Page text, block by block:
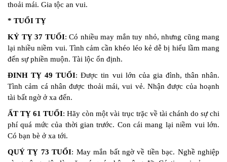
thoải mái. Gia tộc an vui.
* TUỔI TỴ
KỶ TỴ 37 TUỔI: Có nhiều may mắn tuy nhỏ, nhưng cũng mang
lại nhiều niềm vui. Tình cảm cần khéo léo kẻ dễ bị hiểu lầm mang
đến sự phiền muộn. Tài lộc ổn định.
ĐINH TỴ 49 TUỔI: Được tin vui lớn của gia đình, thân nhân.
Tình cảm cá nhân được thoải mái, vui vẻ. Nhận được của hoạnh
tài bất ngờ ở xa đến.
ẤT TỴ 61 TUỔI: Hãy còn một vài trục trặc về tài chánh do sự chi
phí quá mức của thời gian trước. Con cái mang lại niềm vui lớn.
Có bạn bè ở xa tới.
QUÝ TỴ 73 TUỔI: May mắn bất ngờ về tiền bạc. Nghề nghiệp